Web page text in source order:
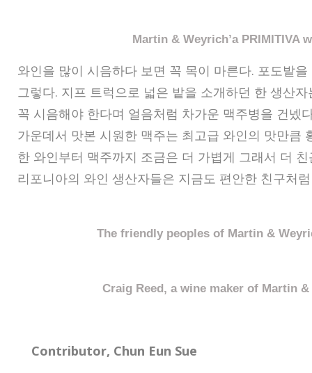
Martin & Weyrich’a PRIMITIVA
와인을 많이 시음하다 보면 꼭 목이 마른다. 포도밭
그렇다. 지프 트럭으로 넓은 밭을 소개하던 한 생산
꼭 시음해야 한다며 얼음처럼 차가운 맥주병을 건넸
가운데서 맛본 시원한 맥주는 최고급 와인의 맛만큼
한 와인부터 맥주까지 조금은 더 가볍게 그래서 더
리포니아의 와인 생산자들은 지금도 편안한 친구처
The friendly peoples of Martin &
Craig Reed, a wine maker of Martin
Contributor, Chun Eun Sue